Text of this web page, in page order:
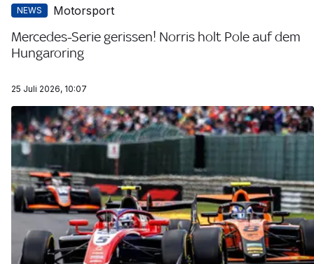
NEWS Motorsport
Mercedes-Serie gerissen! Norris holt Pole auf dem
Hungaroring
25 Juli 2026, 10:07